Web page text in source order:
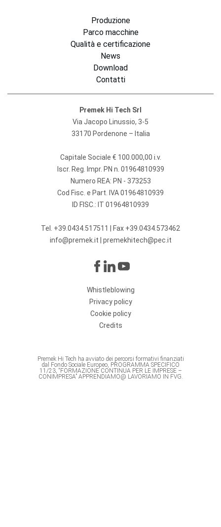
Produzione
Parco macchine
Qualità e certificazione
News
Download
Contatti
Premek Hi Tech Srl
Via Jacopo Linussio, 3-5
33170 Pordenone – Italia
Capitale Sociale € 100.000,00 i.v.
Iscr. Reg. Impr. PN n. 01964810939
Numero REA: PN - 373253
Cod Fisc. e Part. IVA 01964810939
ID FISC.: IT 01964810939
Tel. +39.0434.517511
| Fax +39.0434.573462
info@premek.it
premekhitech@pec.it
Whistleblowing
Privacy policy
Cookie policy
Credits
Premek Hi Tech ha avviato dei percorsi formativi finanziati
dal Fondo Sociale Europeo, PROGRAMMA SPECIFICO
11/23, “FORMAZIONE CONTINUA PER LE IMPRESE –
CONIMPRESA” APPRENDIAMO@ LAVORIAMO IN FVG.